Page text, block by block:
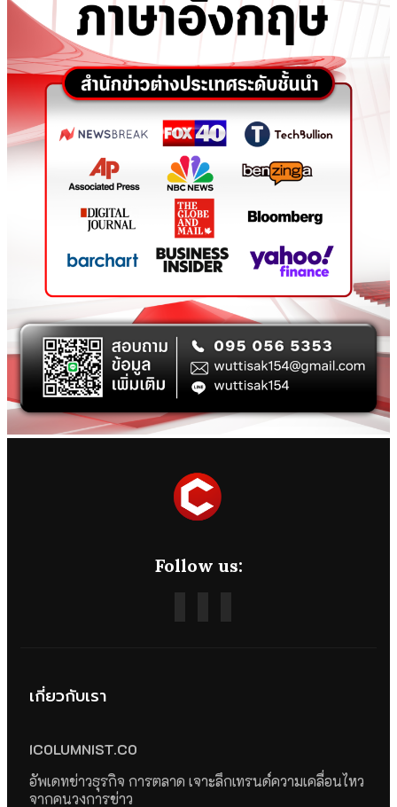
Follow us:
เกี่ยวกับเรา
ICOLUMNIST.CO
อัพเดทข่าวธุรกิจ การตลาด เจาะลึกเทรนด์ความเคลื่อนไหว
จากคนวงการข่าว